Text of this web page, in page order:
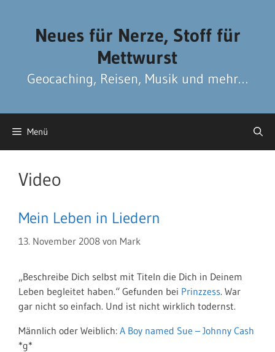
Neues für Nerze, Stoff für
Mettwurst
Geocaching, Reisen, Musik und mehr…
Menü
Video
Mein Leben in Liedern
13. November 2008 von Mark
„Beschreibe Dich selbst mit Titeln die Dich in Deinem
Leben begleitet haben.“ Gefunden bei Prinzzess. War
gar nicht so einfach. Und ist nicht wirklich todernst.
Männlich oder Weiblich: A Boy named Sue – Johnny Cash
*g*